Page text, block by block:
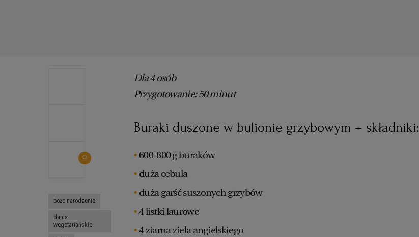
Dla 4 osób
Przygotowanie: 50 minut
Buraki duszone w bulionie grzybowym – składniki:
600-800 g buraków
duża cebula
duża garść suszonych grzybów
4 listki laurowe
4 ziarna ziela angielskiego
0
boże narodzenie
dania
wegetariańskie